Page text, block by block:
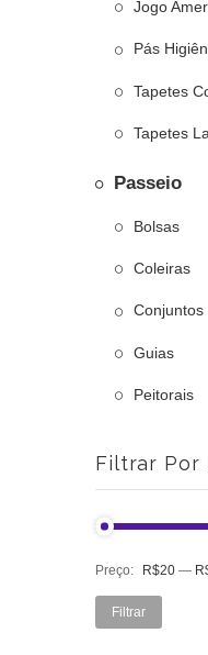
Jogo
Pás
Tapetes
Tapetes
Passeio
Bolsas
Coleiras
Conjuntos
Guias
Peitorais
Filtrar Por
Filtrar
Preço: R$20 —